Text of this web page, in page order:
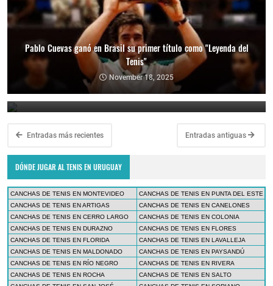
Pablo Cuevas ganó en Brasil su primer título como "Leyenda del
Tenis"
November 18, 2025
Copa Davis 2024: Uruguay enfrentará a Bolivia como visitante por
el Grupo Mundial II
February 10, 2024
Entradas más recientes Entradas antiguas
DÓNDE JUGAR AL TENIS EN URUGUAY
CANCHAS DE TENIS EN MONTEVIDEO
CANCHAS DE TENIS EN PUNTA DEL ESTE
CANCHAS DE TENIS EN ARTIGAS
CANCHAS DE TENIS EN CANELONES
CANCHAS DE TENIS EN CERRO LARGO
CANCHAS DE TENIS EN COLONIA
CANCHAS DE TENIS EN DURAZNO
CANCHAS DE TENIS EN FLORES
CANCHAS DE TENIS EN FLORIDA
CANCHAS DE TENIS EN LAVALLEJA
CANCHAS DE TENIS EN MALDONADO
CANCHAS DE TENIS EN PAYSANDÚ
CANCHAS DE TENIS EN RÍO NEGRO
CANCHAS DE TENIS EN RIVERA
CANCHAS DE TENIS EN ROCHA
CANCHAS DE TENIS EN SALTO